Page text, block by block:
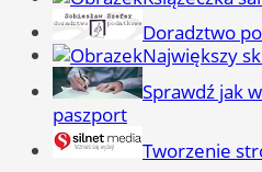
Doradztwo
Największy
Sprawdź jak
paszport
Tworzenie